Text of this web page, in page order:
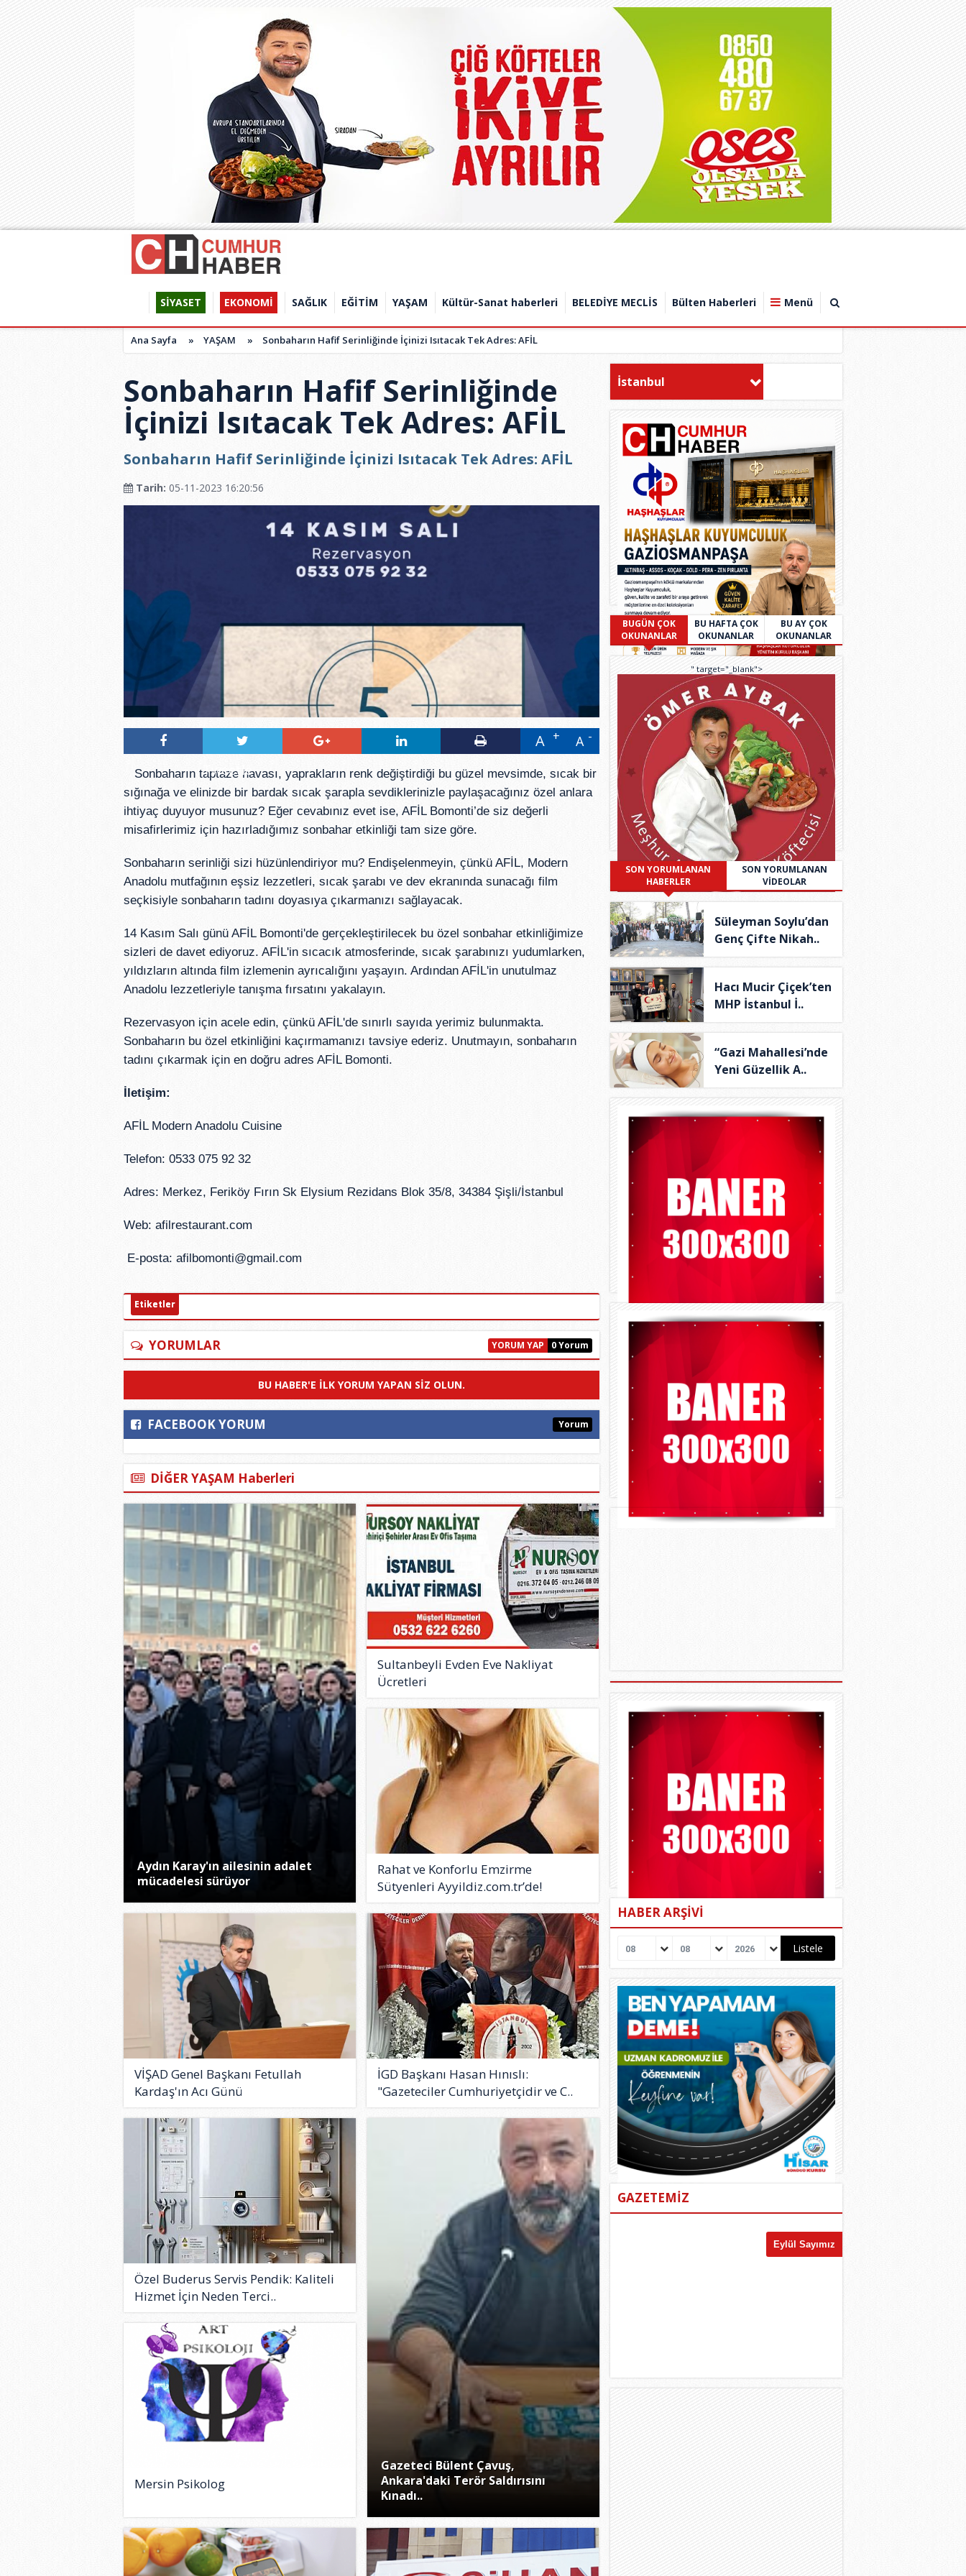
SİYASET EKONOMİ SAĞLIK EĞİTİM YAŞAM Kültür-Sanat haberleri BELEDİYE MECLİS Bülten Haberleri Menü
Ana Sayfa » YAŞAM » Sonbaharın Hafif Serinliğinde İçinizi Isıtacak Tek Adres: AFİL
Sonbaharın Hafif Serinliğinde
İçinizi Isıtacak Tek Adres: AFİL
Sonbaharın Hafif Serinliğinde İçinizi Isıtacak Tek Adres: AFİL
Tarih: 05-11-2023 16:20:56
Tweetle
A A
Sonbaharın taptaze havası, yaprakların renk değiştirdiği bu güzel mevsimde, sıcak bir
sığınağa ve elinizde bir bardak sıcak şarapla sevdiklerinizle paylaşacağınız özel anlara
ihtiyaç duyuyor musunuz? Eğer cevabınız evet ise, AFİL Bomonti’de siz değerli
misafirlerimiz için hazırladığımız sonbahar etkinliği tam size göre.
Sonbaharın serinliği sizi hüzünlendiriyor mu? Endişelenmeyin, çünkü AFİL, Modern
Anadolu mutfağının eşsiz lezzetleri, sıcak şarabı ve dev ekranında sunacağı film
seçkisiyle sonbaharın tadını doyasıya çıkarmanızı sağlayacak.
14 Kasım Salı günü AFİL Bomonti'de gerçekleştirilecek bu özel sonbahar etkinliğimize
sizleri de davet ediyoruz. AFİL'in sıcacık atmosferinde, sıcak şarabınızı yudumlarken,
yıldızların altında film izlemenin ayrıcalığını yaşayın. Ardından AFİL'in unutulmaz
Anadolu lezzetleriyle tanışma fırsatını yakalayın.
Rezervasyon için acele edin, çünkü AFİL'de sınırlı sayıda yerimiz bulunmakta.
Sonbaharın bu özel etkinliğini kaçırmamanızı tavsiye ederiz. Unutmayın, sonbaharın
tadını çıkarmak için en doğru adres AFİL Bomonti.
İletişim:
AFİL Modern Anadolu Cuisine
Telefon: 0533 075 92 32
Adres: Merkez, Feriköy Fırın Sk Elysium Rezidans Blok 35/8, 34384 Şişli/İstanbul
Web: afilrestaurant.com
E-posta: afilbomonti@gmail.com
Etiketler
YORUMLAR 0 Yorum
YORUM YAP
BU HABER'E ILK YORUM YAPAN SIZ OLUN.
FACEBOOK YORUM Yorum
DİĞER YAŞAM Haberleri
Aydın Karay'ın ailesinin adalet
mücadelesi sürüyor
Sultanbeyli Evden Eve Nakliyat
Ücretleri
Rahat ve Konforlu Emzirme
Sütyenleri Ayyildiz.com.tr’de!
VİŞAD Genel Başkanı Fetullah
Kardaş'ın Acı Günü
İGD Başkanı Hasan Hınıslı:
"Gazeteciler Cumhuriyetçidir ve C..
Gazeteci Bülent Çavuş,
Ankara'daki Terör Saldırısını
Kınadı..
Özel Buderus Servis Pendik: Kaliteli
Hizmet İçin Neden Terci..
Mersin Psikolog
İstanbul
BUGÜN ÇOK
OKUNANLAR
BU HAFTA ÇOK
OKUNANLAR
BU AY ÇOK
OKUNANLAR
" target="_blank">
SON YORUMLANAN
HABERLER
SON YORUMLANAN
VİDEOLAR
Süleyman Soylu’dan
Genç Çifte Nikah..
Hacı Mucir Çiçek’ten
MHP İstanbul İ..
“Gazi Mahallesi’nde
Yeni Güzellik A..
HABER ARŞİVİ
08 08 2026
GAZETEMİZ